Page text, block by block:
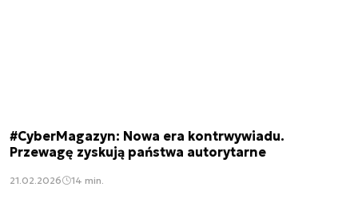
#CyberMagazyn: Nowa era kontrwywiadu.
Przewagę zyskują państwa autorytarne
21.02.2026 14 min.